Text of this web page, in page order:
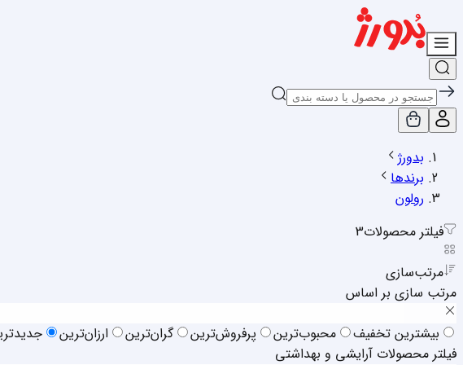
بدورژ
برندها
رولون
فیلتر محصولات3
مرتب‌سازی
مرتب سازی بر اساس
بیشترین تخفیف
محبوب‌ترین پرفروش‌ترین گران‌ترین ارزان‌ترین
فیلتر محصولات آرایشی و بهداشتی